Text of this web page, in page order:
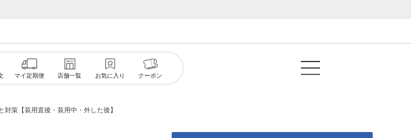
対策【装用直後・装用中・外した後】
マイ定期便 店舗一覧 お気に入り クーポン